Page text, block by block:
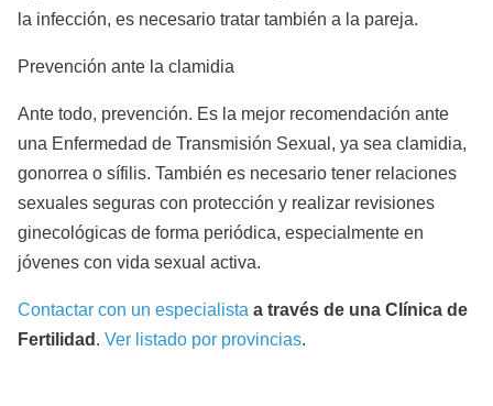
la infección, es necesario tratar también a la pareja.
Prevención ante la clamidia
Ante todo, prevención. Es la mejor recomendación ante
una Enfermedad de Transmisión Sexual, ya sea clamidia,
gonorrea o sífilis. También es necesario tener relaciones
sexuales seguras con protección y realizar revisiones
ginecológicas de forma periódica, especialmente en
jóvenes con vida sexual activa.
Contactar con un especialista a través de una Clínica de
Fertilidad . Ver listado por provincias.